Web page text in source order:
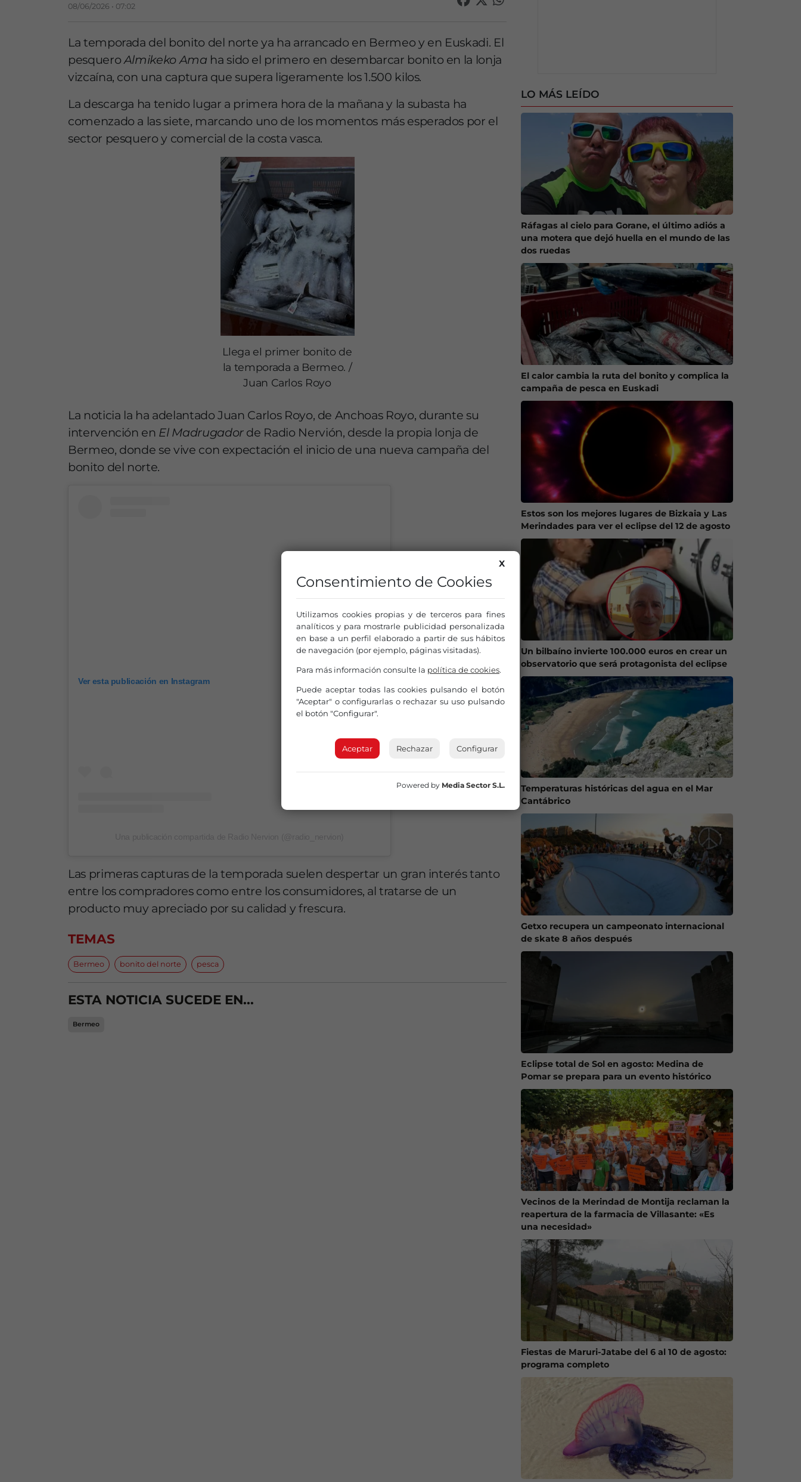
08/06/2026 • 07:02
La temporada del bonito del norte ya ha arrancado en Bermeo y en Euskadi. El
pesqueroAlmikeko Ama ha sido el primero en desembarcar bonito en la lonja
vizcaína, con una captura que supera ligeramente los 1.500 kilos.
La descarga ha tenido lugar a primera hora de la mañana y la subasta ha
comenzado a las siete, marcando uno de los momentos más esperados por el
sector pesquero y comercial de la costa vasca.
Llega el primer bonito de
la temporada a Bermeo. /
Juan Carlos Royo
La noticia la ha adelantado Juan Carlos Royo, de Anchoas Royo, durante su
intervención en El Madrugadorde Radio Nervión, desde la propia lonja de
Bermeo, donde se vive con expectación el inicio de una nueva campaña del
bonito del norte.
Ver esta publicación en Instagram
Las primeras capturas de la temporada suelen despertar un gran interés tanto
entre los compradores como entre los consumidores, al tratarse de un
producto muy apreciado por su calidad y frescura.
TEMAS
Bermeo bonito del norte pesca
ESTA NOTICIA SUCEDE EN...
Bermeo
LO MÁS LEÍDO
Ráfagas al cielo para Gorane, el último adiós a
una motera que dejó huella en el mundo de las
dos ruedas
El calor cambia la ruta del bonito y complica la
campaña de pesca en Euskadi
Estos son los mejores lugares de Bizkaia y Las
Merindades para ver el eclipse del 12 de agosto
Un bilbaíno invierte 100.000 euros en crear un
observatorio que será protagonista del eclipse
Temperaturas históricas del agua en el Mar
Cantábrico
Getxo recupera un campeonato internacional
de skate 8 años después
Eclipse total de Sol en agosto: Medina de
Pomar se prepara para un evento histórico
Vecinos de la Merindad de Montija reclaman la
reapertura de la farmacia de Villasante: «Es
una necesidad»
Fiestas de Maruri-Jatabe del 6 al 10 de agosto:
programa completo
X
Consentimiento de Cookies
Utilizamos cookies propias y de terceros para fines
analíticos y para mostrarle publicidad personalizada
en base a un perfil elaborado a partir de sus hábitos
de navegación (por ejemplo, páginas visitadas).
Para más información consulte la política de cookies.
Puede aceptar todas las cookies pulsando el botón
"Aceptar" o configurarlas o rechazar su uso pulsando
el botón "Configurar".
Aceptar Rechazar Configurar
Powered by Media Sector S.L.